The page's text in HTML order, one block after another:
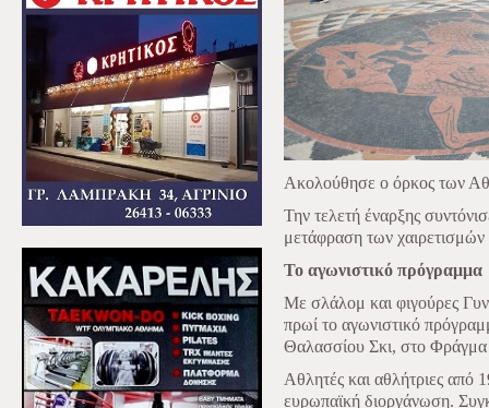
Ακολούθησε ο όρκος των
Την τελετή έναρξης
μετάφραση των
Το αγωνιστικό πρόγραμμα
Με σλάλομ και φιγούρες
πρωί το αγωνιστικό
Θαλασσίου Σκι, στο Φράγμα
Αθλητές και αθλήτριες από
ευρωπαϊκή διοργάνωση.